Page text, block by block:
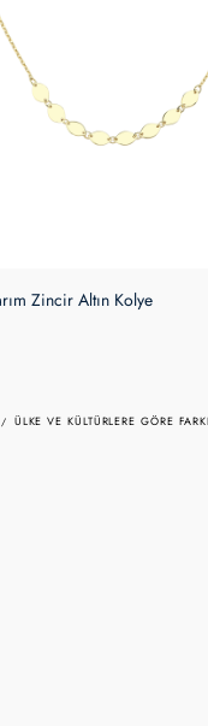
ÜLKE VE KÜLTÜRLERE GÖRE